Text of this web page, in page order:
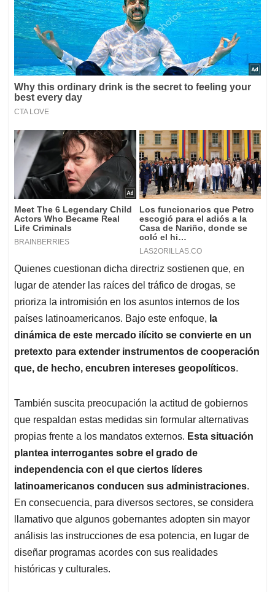
Quienes cuestionan dicha directriz sostienen que, en
lugar de atender las raíces del tráfico de drogas, se
prioriza la intromisión en los asuntos internos de los
países latinoamericanos. Bajo este enfoque, la
dinámica de este mercado ilícito se convierte en un
pretexto para extender instrumentos de cooperación
que, de hecho, encubren intereses geopolíticos.
También suscita preocupación la actitud de gobiernos
que respaldan estas medidas sin formular alternativas
propias frente a los mandatos externos. Esta situación
plantea interrogantes sobre el grado de
independencia con el que ciertos líderes
latinoamericanos conducen sus administraciones.
En consecuencia, para diversos sectores, se considera
llamativo que algunos gobernantes adopten sin mayor
análisis las instrucciones de esa potencia, en lugar de
diseñar programas acordes con sus realidades
históricas y culturales.